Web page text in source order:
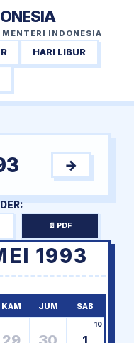
INDONESIA
HARI LIBUR
→
📄 PDF
1993
KAM JUM SAB
1
10